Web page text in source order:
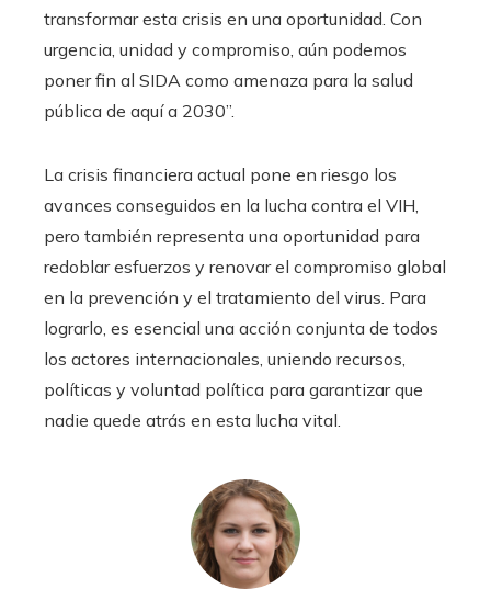
transformar esta crisis en una oportunidad. Con
urgencia, unidad y compromiso, aún podemos
poner fin al SIDA como amenaza para la salud
pública de aquí a 2030”.
La crisis financiera actual pone en riesgo los
avances conseguidos en la lucha contra el VIH,
pero también representa una oportunidad para
redoblar esfuerzos y renovar el compromiso global
en la prevención y el tratamiento del virus. Para
lograrlo, es esencial una acción conjunta de todos
los actores internacionales, uniendo recursos,
políticas y voluntad política para garantizar que
nadie quede atrás en esta lucha vital.